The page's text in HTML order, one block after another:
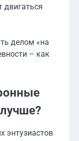
двигаться
делом «на
– как
энтузиастов